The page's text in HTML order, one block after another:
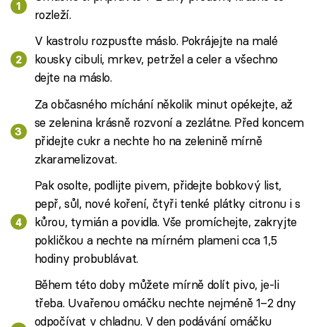
rozleží.
V kastrolu rozpusťte máslo. Pokrájejte na malé
kousky cibuli, mrkev, petržel a celer a všechno
dejte na máslo.
Za občasného míchání několik minut opékejte, až
se zelenina krásně rozvoní a zezlátne. Před koncem
přidejte cukr a nechte ho na zelenině mírně
zkaramelizovat.
Pak osolte, podlijte pivem, přidejte bobkový list,
pepř, sůl, nové koření, čtyři tenké plátky citronu i s
kůrou, tymián a povidla. Vše promíchejte, zakryjte
pokličkou a nechte na mírném plameni cca 1,5
hodiny probublávat.
Během této doby můžete mírně dolít pivo, je-li
třeba. Uvařenou omáčku nechte nejméně 1–2 dny
odpočívat v chladnu. V den podávání omáčku